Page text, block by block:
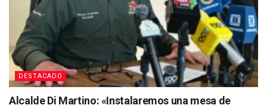
DESTACADO
Alcalde Di Martino: «Instalaremos una mesa de